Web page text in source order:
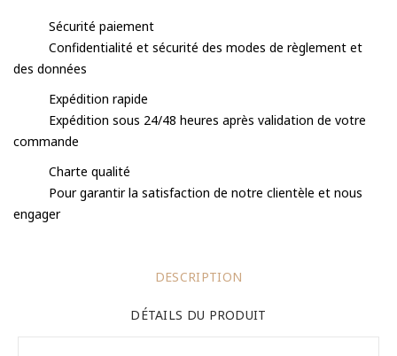
Sécurité paiement
Confidentialité et sécurité des modes de règlement et
des données
Expédition rapide
Expédition sous 24/48 heures après validation de votre
commande
Charte qualité
Pour garantir la satisfaction de notre clientèle et nous
engager
DESCRIPTION
DÉTAILS DU PRODUIT